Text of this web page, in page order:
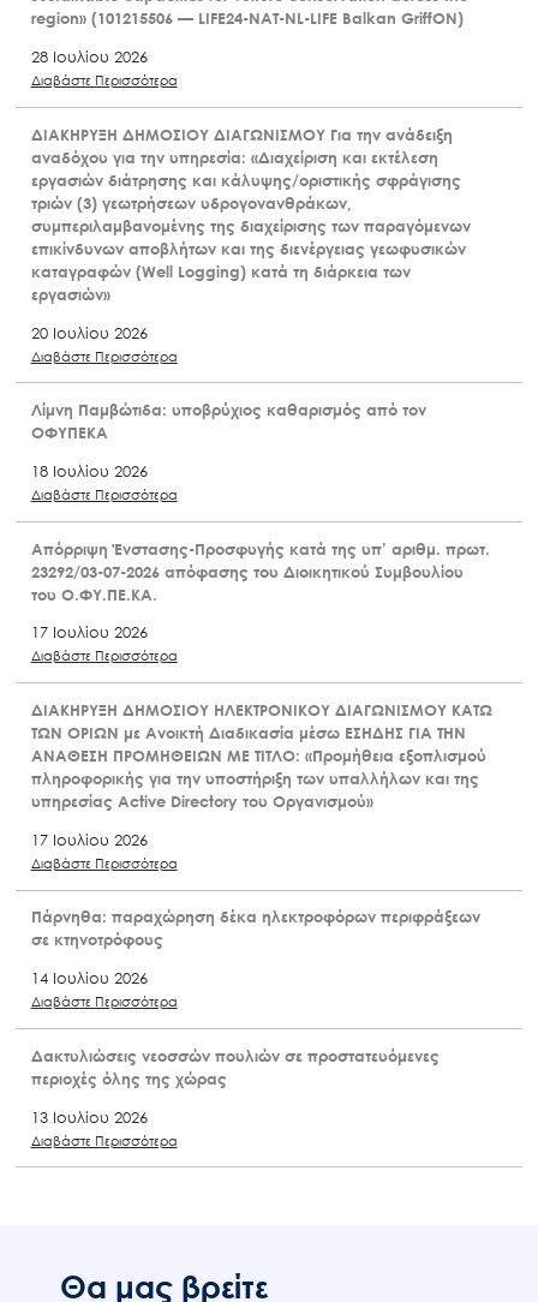
region» (101215506 — LIFE24-NAT-NL-LIFE Balkan GriffON)
28 Ιουλίου 2026
Διαβάστε Περισσότερα
ΔΙΑΚΗΡΥΞΗ ΔΗΜΟΣΙΟΥ ΔΙΑΓΩΝΙΣΜΟΥ Για την ανάδειξη
αναδόχου για την υπηρεσία: «Διαχείριση και εκτέλεση
εργασιών διάτρησης και κάλυψης/οριστικής σφράγισης
τριών (3) γεωτρήσεων υδρογονανθράκων,
συμπεριλαμβανομένης της διαχείρισης των παραγόμενων
επικίνδυνων αποβλήτων και της διενέργειας γεωφυσικών
καταγραφών (Well Logging) κατά τη διάρκεια των
εργασιών»
20 Ιουλίου 2026
Διαβάστε Περισσότερα
Λίμνη Παμβώτιδα: υποβρύχιος καθαρισμός από τον
ΟΦΥΠΕΚΑ
18 Ιουλίου 2026
Διαβάστε Περισσότερα
Απόρριψη Ένστασης-Προσφυγής κατά της υπ’ αριθμ. πρωτ.
23292/03-07-2026 απόφασης του Διοικητικού Συμβουλίου
του Ο.ΦΥ.ΠΕ.ΚΑ.
17 Ιουλίου 2026
Διαβάστε Περισσότερα
ΔΙΑΚΗΡΥΞΗ ΔΗΜΟΣΙΟΥ ΗΛΕΚΤΡΟΝΙΚΟΥ ΔΙΑΓΩΝΙΣΜΟΥ ΚΑΤΩ
ΤΩΝ ΟΡΙΩΝ με Ανοικτή Διαδικασία μέσω ΕΣΗΔΗΣ ΓΙΑ ΤΗΝ
ΑΝΑΘΕΣΗ ΠΡΟΜΗΘΕΙΩΝ ΜΕ ΤΙΤΛΟ: «Προμήθεια εξοπλισμού
πληροφορικής για την υποστήριξη των υπαλλήλων και της
υπηρεσίας Active Directory του Οργανισμού»
17 Ιουλίου 2026
Διαβάστε Περισσότερα
Πάρνηθα: παραχώρηση δέκα ηλεκτροφόρων περιφράξεων
σε κτηνοτρόφους
14 Ιουλίου 2026
Διαβάστε Περισσότερα
Δακτυλιώσεις νεοσσών πουλιών σε προστατευόμενες
περιοχές όλης της χώρας
13 Ιουλίου 2026
Διαβάστε Περισσότερα
Θα μας βρείτε